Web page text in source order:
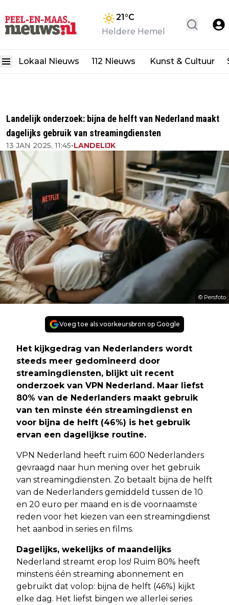
21°C
Heldere Hemel
Lokaal Nieuws 112 Nieuws Kunst & Cultuur
Landelijk onderzoek: bijna de helft van Nederland maakt
dagelijks gebruik van streamingdiensten
13 JAN 2025, 11:45•LANDELIJK
© Persfoto
Voeg toe als voorkeursbron op Google
Het kijkgedrag van Nederlanders wordt
steeds meer gedomineerd door
streamingdiensten, blijkt uit recent
onderzoek van VPN Nederland. Maar liefst
80% van de Nederlanders maakt gebruik
van ten minste één streamingdienst en
voor bijna de helft (46%) is het gebruik
ervan een dagelijkse routine.
VPN Nederland heeft ruim 600 Nederlanders
gevraagd naar hun mening over het gebruik
van streamingdiensten. Zo betaalt bijna de helft
van de Nederlanders gemiddeld tussen de 10
en 20 euro per maand en is de voornaamste
reden voor het kiezen van een streamingdienst
het aanbod in series en films.
Dagelijks, wekelijks of maandelijks
Nederland streamt erop los! Ruim 80% heeft
minstens één streaming abonnement en
gebruikt dat volop: bijna de helft (46%) kijkt
elke dag. Het liefst bingen we allerlei series